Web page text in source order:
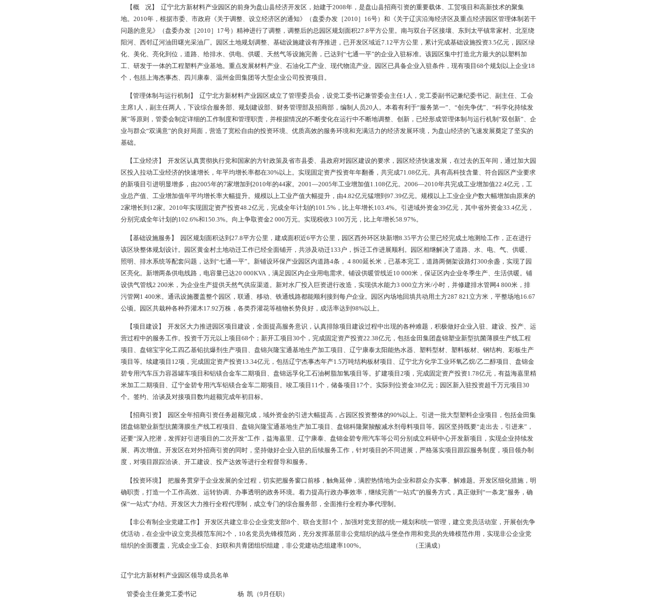
【组织机构】 2010年10月成立辽河口生态经济区管委会。设有综合办公室、财政局、人力资源和社会保障局、经济发展服务局、招商一局、招商
二局、招商三局、招商四局、招商五局、规划建设局共11个内设机构；社会事业管理一局、社会事业管理二局、农村经济发展服务局3个职能局；辽
河口生态经济区国土资源局、市环境保护局辽河口分局、市规划局辽河口分局、市海洋与渔业局辽河口分局、市住建委辽河口生态经济区建设局、市
行政综合执法局辽河口生态经济区执法大队6个市派驻机构。管委会干部职工87人。 （刘 上）
管委会主任兼党工委书记 杨 昕（9月任职）
党工委副书记、纪工委书记、工会主席 朱长杰（12月任职）
刘可玉（12月任职）
辽宁北方新材料产业园区
【概 况】 辽宁北方新材料产业园区的前身为盘山县经济开发区，始建于2008年，是盘山县招商引资的重要载体、工贸项目和高新技术的聚集
地。2010年，根据市委、市政府《关于调整、设立经济区的通知》（盘委办发［2010］16号）和《关于辽滨沿海经济区及重点经济园区管理体制若干
问题的意见》（盘委办发［2010］17号）精神进行了调整，调整后的总园区规划面积27.8平方公里。南与双台子区接壤、东到太平镇常家村、北至绕
阳河、西邻辽河油田曙光采油厂。园区土地规划调整、基础设施建设有序推进，已开发区域近7.12平方公里，累计完成基础设施投资3.5亿元，园区绿
化、美化、亮化到位，道路、给排水、供电、供暖、天然气等设施完善，已达到“七通一平”的企业入驻标准。该园区集中打造北方最大的以塑料加
工、研发于一体的工程塑料产业基地。重点发展材料产业、石油化工产业、现代物流产业。园区已具备企业入驻条件，现有项目68个规划以上企业18
个，包括上海杰事杰、四川康泰、温州金田集团等大型企业公司投资项目。
【管理体制与运行机制】 辽宁北方新材料产业园区成立了管理委员会，设党工委书记兼管委会主任1人，党工委副书记兼纪委书记、副主任、工会
主席1人，副主任两人，下设综合服务部、规划建设部、财务管理部及招商部，编制人员20人。本着有利于“服务第一”、“创先争优”、“科学化持续发
展”等原则，管委会制定详细的工作制度和管理职责，并根据情况的不断变化在运行中不断地调整、创新，已经形成管理体制与运行机制“双创新”、企
业与群众“双满意”的良好局面，营造了宽松自由的投资环境、优质高效的服务环境和充满活力的经济发展环境，为盘山经济的飞速发展奠定了坚实的
基础。
【工业经济】 开发区认真贯彻执行党和国家的方针政策及省市县委、县政府对园区建设的要求，园区经济快速发展，在过去的五年间，通过加大园
区投入拉动工业经济的快速增长，年平均增长率都在30%以上。实现固定资产投资年年翻番，共完成71.08亿元。具有高科技含量、符合园区产业要求
的新项目引进明显增多，由2005年的7家增加到2010年的44家。2001—2005年工业增加值1.108亿元。2006—2010年共完成工业增加值22.4亿元，工
业总产值、工业增加值年平均增长率大幅提升。规模以上工业产值大幅提升，由4.82亿元猛增到97.39亿元。规模以上工业企业户数大幅增加由原来的
2家增长到12家。2010年实现固定资产投资48.2亿元，完成全年计划的101.5%，比上年增长103.4%。引进域外资金39亿元，其中省外资金33.4亿元，
分别完成全年计划的102.6%和150.3%。向上争取资金2 000万元。实现税收3 100万元，比上年增长58.97%。
该区块整体规划设计。园区黄金村土地动迁工作已经全面铺开，共涉及动迁133户，拆迁工作进展顺利。园区相继解决了道路、水、电、气、供暖、
照明、排水系统等配套问题，达到“七通一平”。新铺设环保产业园区内道路4条， 4 800延长米，已基本完工，道路两侧架设路灯300余盏，实现了园
设供气管线2 200米，为企业生产提供天然气供应渠道。新对水厂投入巨资进行改造，实现供水能力3 000立方米/小时，并修建排水管网4 800米，排